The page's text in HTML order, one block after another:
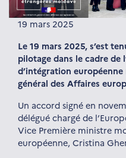
19 mars 2025
Le 19 mars 2025, s’est
pilotage dans le cadre de
d’intégration
général des Affaires
Un accord signé en
délégué chargé de
Vice Première ministre
européenne, Cristina